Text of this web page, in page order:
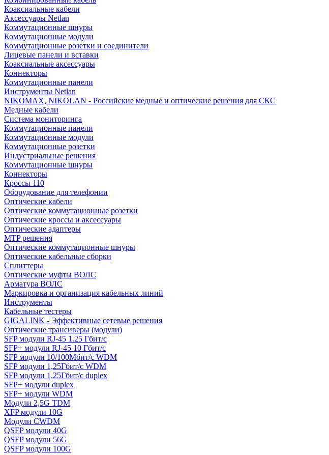
Коаксиальные кабели
Аксессуары Netlan
Коммутационные шнуры
Коммутационные модули
Коммутационные розетки и соединители
Лицевые панели и вставки
Коаксиальные аксессуары
Коннекторы
Коммутационные панели
Инструменты Netlan
NIKOMAX, NIKOLAN - Российские медные и оптические решения для СКС
Медные кабели
Система мониторинга
Коммутационные панели
Коммутационные модули
Коммутационные розетки
Индустриальные решения
Коммутационные шнуры
Коннекторы
Кроссы 110
Оборудование для телефонии
Оптические кабели
Оптические коммутационные розетки
Оптические кроссы и аксессуары
Оптические адаптеры
MTP решения
Оптические коммутационные шнуры
Оптические кабельные сборки
Сплиттеры
Оптические муфты ВОЛС
Арматура ВОЛС
Маркировка и организация кабельных линий
Инструменты
Кабельные тестеры
GIGALINK - Эффективные сетевые решения
Оптические трансиверы (модули)
SFP модули RJ-45 1.25 Гбит/c
SFP+ модули RJ-45 10 Гбит/c
SFP модули 10/100Мбит/с WDM
SFP модули 1,25Гбит/с WDM
SFP модули 1,25Гбит/с duplex
SFP+ модули duplex
SFP+ модули WDM
Модули 2,5G TDM
XFP модули 10G
Модули CWDM
QSFP модули 40G
QSFP модули 56G
QSFP модули 100G